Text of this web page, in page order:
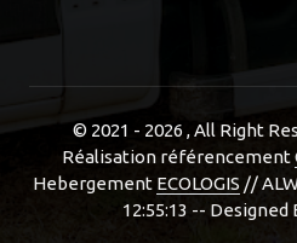
© 2021 - 2026 , All Right
Réalisation référencement
Hebergement ECOLOGIS //
12:55:13 -- Designed